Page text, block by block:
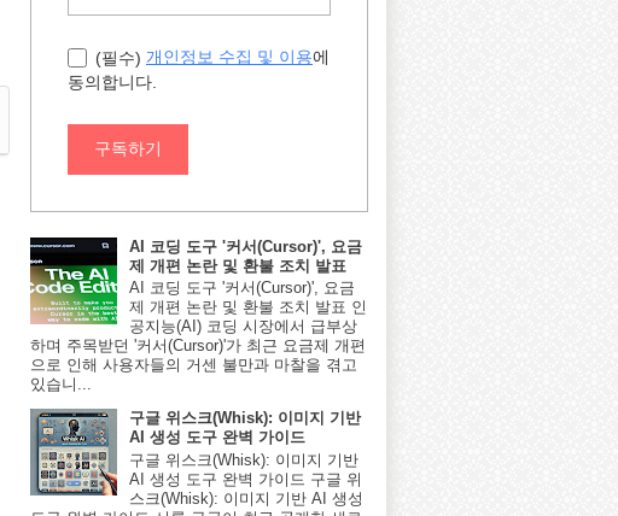
(필수) 개인정보 수집 및 이용에
동의합니다.
구독하기
AI 코딩 도구 '커서(Cursor)', 요금
제 개편 논란 및 환불 조치 발표
AI 코딩 도구 '커서(Cursor)', 요금
제 개편 논란 및 환불 조치 발표 인
공지능(AI) 코딩 시장에서 급부상
하며 주목받던 '커서(Cursor)'가 최근 요금제 개편
으로 인해 사용자들의 거센 불만과 마찰을 겪고
있습니...
구글 위스크(Whisk): 이미지 기반
AI 생성 도구 완벽 가이드
구글 위스크(Whisk): 이미지 기반
AI 생성 도구 완벽 가이드 구글 위
스크(Whisk): 이미지 기반 AI 생성